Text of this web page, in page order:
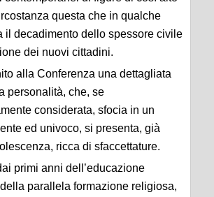
questa che in qualche
il decadimento dello spessore civile
dei nuovi cittadini.
alla Conferenza una dettagliata
personalità, che, se
considerata, sfocia in un
ed univoco, si presenta, già
ricca di sfaccettature.
primi anni dell’educazione
parallela formazione religiosa,